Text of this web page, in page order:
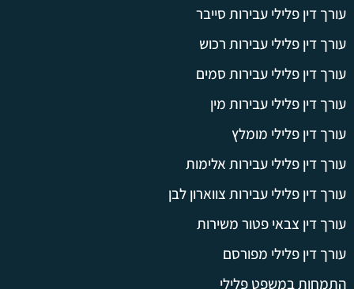
עורך דין פלילי עבירות סייבר
עורך דין פלילי עבירות רכוש
עורך דין פלילי עבירות סמים
עורך דין פלילי עבירות מין
עורך דין פלילי מומלץ
עורך דין פלילי עבירות אלימות
עורך דין פלילי עבירות צווארון לבן
עורך דין צבאי פטור משירות
עורך דין פלילי מפורסם
התמחות במשפט פלילי